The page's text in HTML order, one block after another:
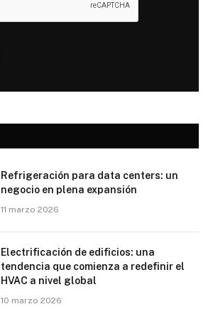
Refrigeración para data centers: un
negocio en plena expansión
11 marzo 2026
Electrificación de edificios: una
tendencia que comienza a redefinir el
HVAC a nivel global
10 marzo 2026